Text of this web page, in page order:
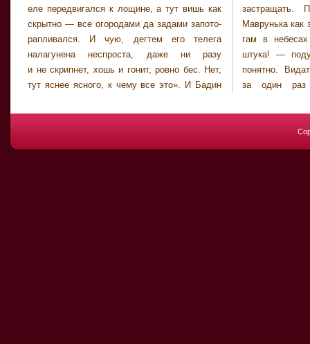
еле передвигался к лощине, а тут вишь как
скрытно — все огородами да задами запото-
рапливался. И чую, дегтем его телега
налагунена неспроста, даже ни разу
и не скрипнет, хошь и гонит, ровно бес. Нет,
тут яснее ясного, к чему все это». И Бадин
застращать. Подходит к ямине, а там
Маврунька как закричит истошно, аж гусиный
гам в небесах перекричала. «Эвона какая
штука! — подумал купец.— Таперича все
понятно. Видать, клад-то здеся что надо,
за один раз не увезешь. Прокопка-то